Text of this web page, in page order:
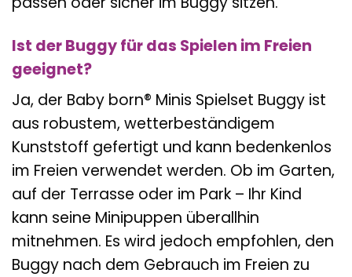
Ist der Buggy für das Spielen im Freien
geeignet?
Ja, der Baby born® Minis Spielset Buggy ist
aus robustem, wetterbeständigem
Kunststoff gefertigt und kann bedenkenlos
im Freien verwendet werden. Ob im Garten,
auf der Terrasse oder im Park – Ihr Kind
kann seine Minipuppen überallhin
mitnehmen. Es wird jedoch empfohlen, den
Buggy nach dem Gebrauch im Freien zu